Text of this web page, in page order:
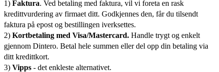
1) Faktura. Ved betaling med faktura, vil vi foreta en rask
kredittvurdering av firmaet ditt. Godkjennes den, får du tilsendt
faktura på epost og bestillingen iverksettes.
2) Kortbetaling med Visa/Mastercard. Handle trygt og enkelt
gjennom Dintero. Betal hele summen eller del opp din betaling via
ditt kredittkort.
3) Vipps - det enkleste alternativet.